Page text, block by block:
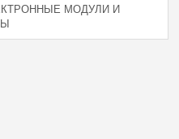
МОДУЛИ И